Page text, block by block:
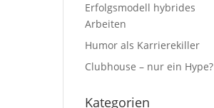
Erfolgsmodell hybrides
Arbeiten
Humor als Karrierekiller
Clubhouse – nur ein Hype?
Kategorien